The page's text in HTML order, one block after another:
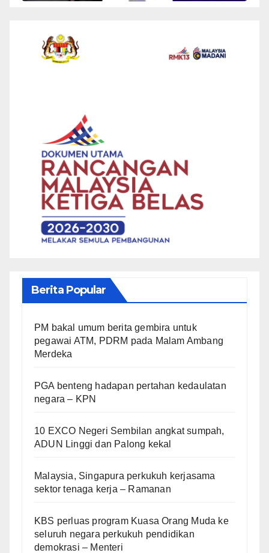
Berita Popular
PM bakal umum berita gembira untuk
pegawai ATM, PDRM pada Malam Ambang
Merdeka
PGA benteng hadapan pertahan kedaulatan
negara – KPN
10 EXCO Negeri Sembilan angkat sumpah,
ADUN Linggi dan Palong kekal
Malaysia, Singapura perkukuh kerjasama
sektor tenaga kerja – Ramanan
KBS perluas program Kuasa Orang Muda ke
seluruh negara perkukuh pendidikan
demokrasi – Menteri